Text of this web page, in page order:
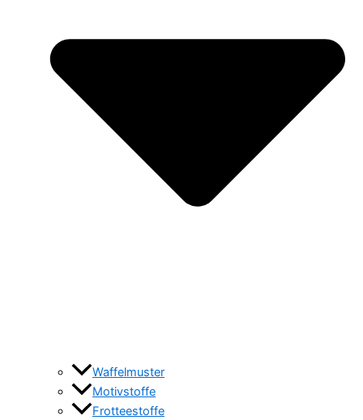
Waffelmuster
Motivstoffe
Frotteestoffe